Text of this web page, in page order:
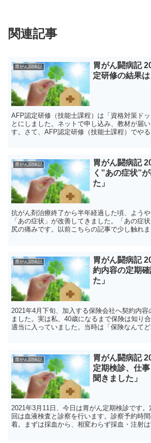
関連記事
胃がん闘病記
胃がん闘病記
定研修の結果は
AFP認定研修（技能士課程）は「資格対策ド
とにしました。ネットで申し込み、教材が届
す。さて、AFP認定研修（技能士課程）でやる
胃がん闘病記
胃がん闘病記
く”あの症状”
た」
抗がん剤治療終了から半年経過した頃、よう
「あの症状」が改善してきました。「あの症
尻の痛みです。以前こちらの記事で少し触れ
胃がん闘病記
胃がん闘病記
約内容の定期
た」
2021年4月下旬、加入する保険会社へ契約内容
ました。実は私、40歳になるまで保険は知り
適当に入っていました。当時は「保険なんてど
胃がん闘病記
胃がん闘病記
定期検診、仕
聞きました」
2021年3月11日、今日は胃がん定期検診です
回は血液検査と診察を行います。診察予約時
着。まずは採血から、相変わらず採血・注射